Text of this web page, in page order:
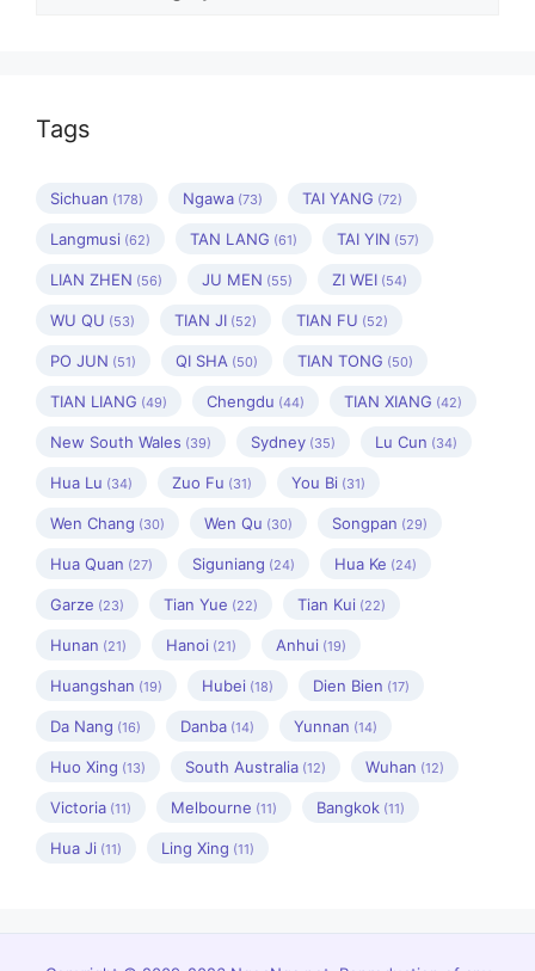
Tags
Sichuan (178) Ngawa (73) TAI YANG (72)
Langmusi (62) TAN LANG (61) TAI YIN (57)
LIAN ZHEN (56) JU MEN (55) ZI WEI (54)
WU QU (53) TIAN JI (52) TIAN FU (52)
PO JUN (51) QI SHA (50) TIAN TONG (50)
TIAN LIANG (49) Chengdu (44) TIAN XIANG (42)
New South Wales (39) Sydney (35) Lu Cun (34)
Hua Lu (34) Zuo Fu (31) You Bi (31)
Wen Chang (30) Wen Qu (30) Songpan (29)
Hua Quan (27) Siguniang (24) Hua Ke (24)
Garze (23) Tian Yue (22) Tian Kui (22)
Hunan (21) Hanoi (21) Anhui (19)
Huangshan (19) Hubei (18) Dien Bien (17)
Da Nang (16) Danba (14) Yunnan (14)
Huo Xing (13) South Australia (12) Wuhan (12)
Victoria (11) Melbourne (11) Bangkok (11)
Hua Ji (11) Ling Xing (11)